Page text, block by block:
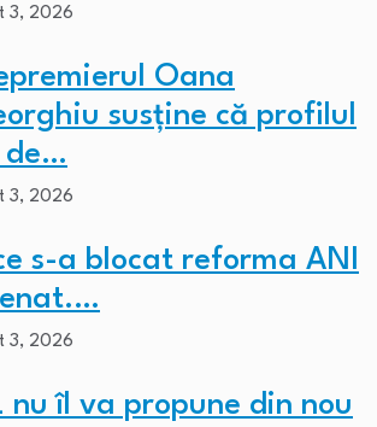
3, 2026
Oana
susține că profilul
de…
3, 2026
s-a blocat reforma ANI
3, 2026
nu îl va propune din nou